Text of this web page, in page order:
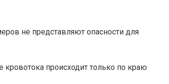
не представляют опасности для
кровотока происходит только по краю